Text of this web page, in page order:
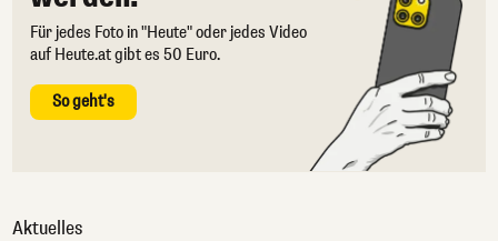
Für jedes Foto in "Heute" oder jedes Video
auf Heute.at gibt es 50 Euro.
So geht's
Aktuelles